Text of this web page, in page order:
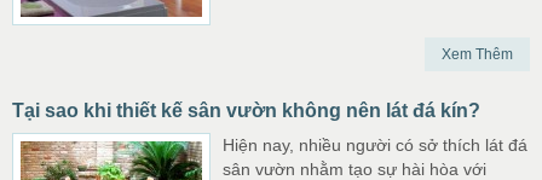
Xem Thêm
Tại sao khi thiết kế sân vườn không nên lát đá kín?
Hiện nay, nhiều người có sở thích lát đá
sân vườn nhằm tạo sự hài hòa với